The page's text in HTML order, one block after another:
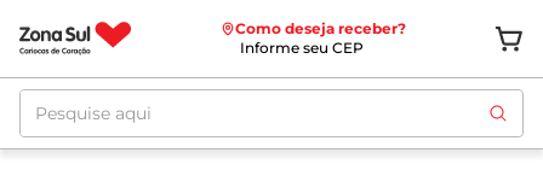
Como deseja receber?
Informe seu CEP
Pesquise aqui